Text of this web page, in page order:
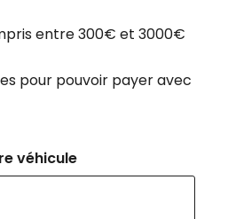
entre 300€ et 3000€
pour pouvoir payer avec
véhicule